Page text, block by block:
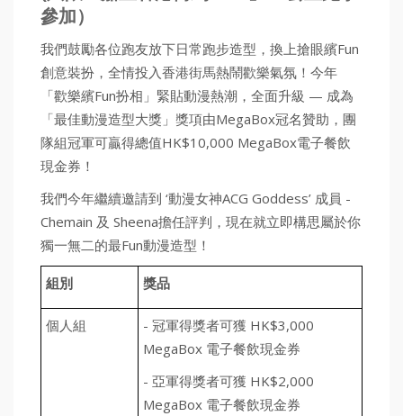
參加）
我們鼓勵各位跑友放下日常跑步造型，換上搶眼繽Fun
創意裝扮，全情投入香港街馬熱鬧歡樂氣氛！今年
「歡樂繽Fun扮相」緊貼動漫熱潮，全面升級 — 成為
「最佳動漫造型大獎」獎項由MegaBox冠名贊助，團
隊組冠軍可贏得總值HK$10,000 MegaBox電子餐飲
現金券！
我們今年繼續邀請到 ‘動漫女神ACG Goddess’ 成員 -
Chemain 及 Sheena擔任評判，現在就立即構思屬於你
獨一無二的最Fun動漫造型！
組別 獎品
個人組
- 冠軍得獎者可獲 HK$3,000
MegaBox 電子餐飲現金券
- 亞軍得獎者可獲 HK$2,000
MegaBox 電子餐飲現金券